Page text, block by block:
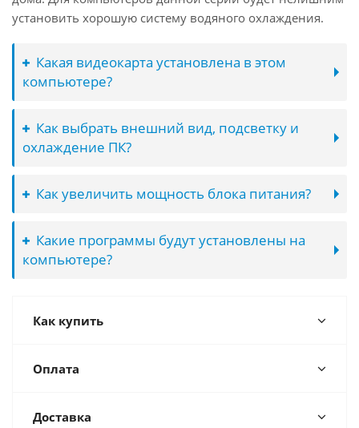
установить хорошую систему водяного охлаждения.
Какая видеокарта установлена в этом
компьютере?
Как выбрать внешний вид, подсветку и
охлаждение ПК?
Как увеличить мощность блока питания?
Какие программы будут установлены на
компьютере?
Как купить
Оплата
Доставка